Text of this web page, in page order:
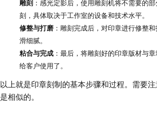
雕刻 ：感光定影后，使用雕刻机将不需要的
刻，具体取决于工作室的设备和技术水平。
修整与打磨 ：雕刻完成后，对印章进行修整
滑细腻。
粘合与完成 ：最后，将雕刻好的印章版材与
给客户使用了。
以上就是印章刻制的基本步骤和过程。需要
是相似的。